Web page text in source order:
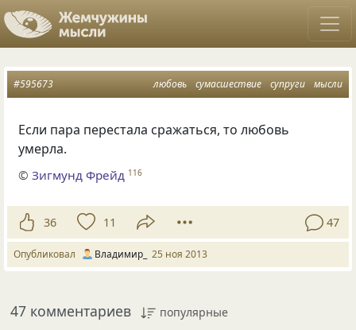
любовь сумасшествие супруги мысли
#595673
Если пара перестала сражаться, то любовь
умерла.
©Зигмунд Фрейд 116
36 11 47
Опубликовал Владимир_ 25 ноя 2013
47 комментариев популярные